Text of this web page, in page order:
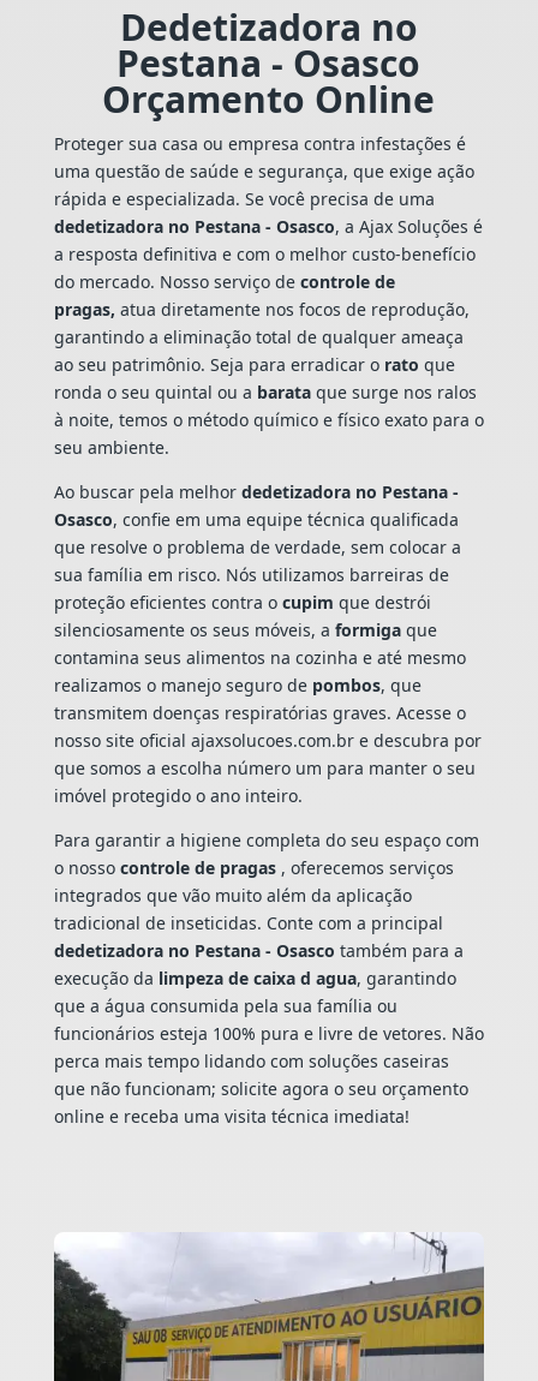
Dedetizadora no
Pestana - Osasco
Orçamento Online
Proteger sua casa ou empresa contra infestações é
uma questão de saúde e segurança, que exige ação
rápida e especializada. Se você precisa de uma
dedetizadora no Pestana - Osasco, a Ajax Soluções é
a resposta definitiva e com o melhor custo-benefício
do mercado. Nosso serviço de controle de
pragas, atua diretamente nos focos de reprodução,
garantindo a eliminação total de qualquer ameaça
ao seu patrimônio. Seja para erradicar o rato que
ronda o seu quintal ou a barataque surge nos ralos
à noite, temos o método químico e físico exato para o
seu ambiente.
Ao buscar pela melhor dedetizadora no Pestana -
Osasco, confie em uma equipe técnica qualificada
que resolve o problema de verdade, sem colocar a
sua família em risco. Nós utilizamos barreiras de
proteção eficientes contra o cupim que destrói
silenciosamente os seus móveis, a formigaque
contamina seus alimentos na cozinha e até mesmo
realizamos o manejo seguro de pombos, que
transmitem doenças respiratórias graves. Acesse o
nosso site oficial ajaxsolucoes.com.br e descubra por
que somos a escolha número um para manter o seu
imóvel protegido o ano inteiro.
Para garantir a higiene completa do seu espaço com
o nosso controle de pragas , oferecemos serviços
integrados que vão muito além da aplicação
tradicional de inseticidas. Conte com a principal
dedetizadora no Pestana - Osasco também para a
execução da limpeza de caixa d agua, garantindo
que a água consumida pela sua família ou
funcionários esteja 100% pura e livre de vetores. Não
perca mais tempo lidando com soluções caseiras
que não funcionam; solicite agora o seu orçamento
online e receba uma visita técnica imediata!